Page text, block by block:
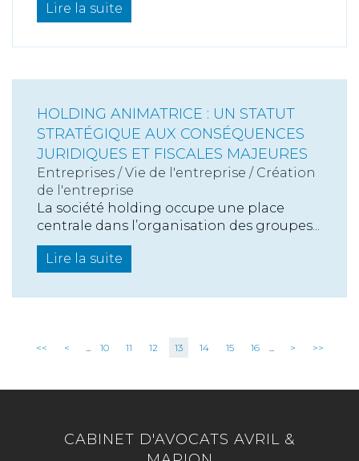
Lire la suite
HOLDING ANIMATRICE : UN STATUT
STRATÉGIQUE AUX CONSÉQUENCES
JURIDIQUES ET FISCALES MAJEURES
Entreprises / Vie de l'entreprise / Création
de l'entreprise
La société holding occupe une place
centrale dans l’organisation des groupes...
Lire la suite
<< < ... 10 11 12 13 14 15 16 ... > >>
CABINET D'AVOCATS AVRIL &